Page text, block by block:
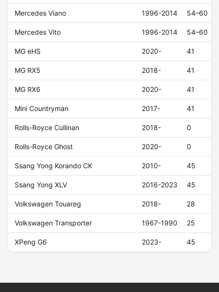
Mercedes Viano 1996-2014 54–60
Mercedes Vito 1996-2014 54–60
MG eHS 2020- 41
MG RX5 2018- 41
MG RX6 2020- 41
Mini Countryman 2017- 41
Rolls-Royce Cullinan 2018- 0
Rolls-Royce Ghost 2020- 0
Ssang Yong Korando CK 2010- 45
Ssang Yong XLV 2016-2023 45
Volkswagen Touareg 2018- 28
Volkswagen Transporter 1967-1990 25
XPeng G6 2023- 45